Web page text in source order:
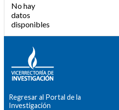
No hay
datos
disponibles
Regresar al Portal de la
Investigación